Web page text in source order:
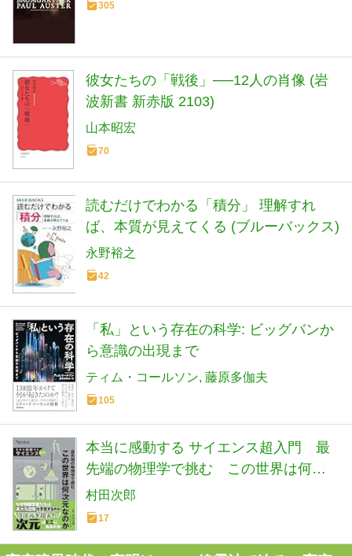
305
彼女たちの「戦後」──12人の肖像 (岩
波新書 新赤版 2103)
山本昭宏
70
読むだけでわかる「積分」 理解すれ
ば、本質が見えてくる (ブルーバックス)
永野裕之
42
「私」という存在の科学: ビッグバンか
ら意識の出現まで
ティム・コールソン 藤原多伽夫
105
本当に感動する サイエンス超入門 最
先端の物理学で挑む この世界は何次
元なのか
村田次郎
17